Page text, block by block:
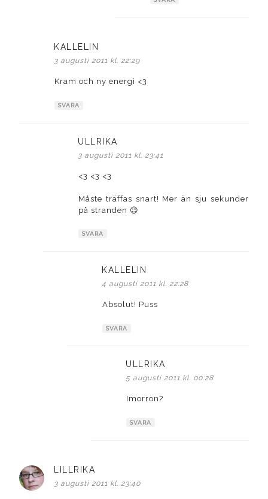
KALLELIN
3 augusti 2011 kl. 22:29
Kram och ny energi <3
SVARA
ULLRIKA
3 augusti 2011 kl. 23:41
<3 <3 <3
Måste träffas snart! Mer än sju sekunder
på stranden 😉
SVARA
KALLELIN
4 augusti 2011 kl. 22:28
Absolut! Puss
SVARA
ULLRIKA
5 augusti 2011 kl. 00:28
Imorron?
SVARA
LILLRIKA
3 augusti 2011 kl. 23:40